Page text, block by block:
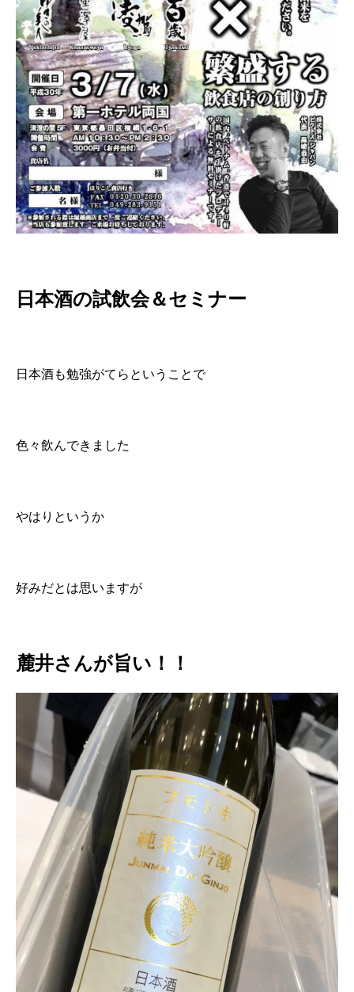
日本酒の試飲会＆セミナー
日本酒も勉強がてらということで
色々飲んできました
やはりというか
好みだとは思いますが
麓井さんが旨い！！